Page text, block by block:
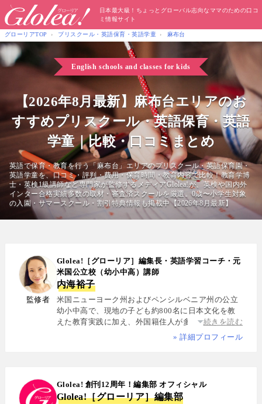
日本最大級！ちょっとグローバル志向なママのための口コ
ミ情報サイト
グローリアTOP プリスクール・英語保育・英語学童 麻布台
English schools and classes for kids
【2026年8月最新】麻布台エリアのお
すすめプリスクール・英語保育・英語
学童｜比較・口コミまとめ
英語で保育・教育を行う「麻布台」エリアのプリスクール・英語保育園・
英語学童を、口コミ・評判・費用・保育時間・教育内容で比較！教育学博
士・英検1級講師など専門家が監修するメディアGlolea!が、英検や国内外
インター合格実績多数の取材・審査済スクールを厳選。0歳〜小学生対象
の入園・サマースクール・割引特典情報も掲載中【2026年8月最新】
監修者
Glolea!［グローリア］編集長・英語学習コーチ・元
米国公立校（幼小中高）講師
内海裕子
米国ニューヨーク州およびペンシルベニア州の公立
幼小中高で、現地の子ども約800名に日本文化を教
えた教育実践に加え、外国籍住人が多数を占める多
国籍シェアハウスで約5年間生活し、リアルな多文化
スペイン語・中国語・日本語の4言語を駆使し、世界
中の女性や母親と対話・取材を継続. 親子留学、バイ
続きを読む
» 詳細プロフィール
Glolea! 創刊12周年！編集部 オフィシャル
Glolea!［グローリア］編集部